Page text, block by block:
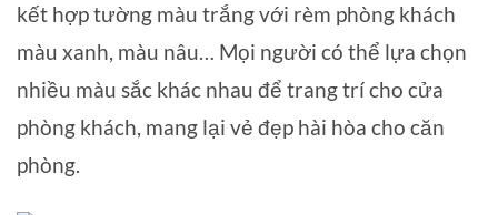
kết hợp tường màu trắng với rèm phòng khách
màu xanh, màu nâu… Mọi người có thể lựa chọn
nhiều màu sắc khác nhau để trang trí cho cửa
phòng khách, mang lại vẻ đẹp hài hòa cho căn
phòng.